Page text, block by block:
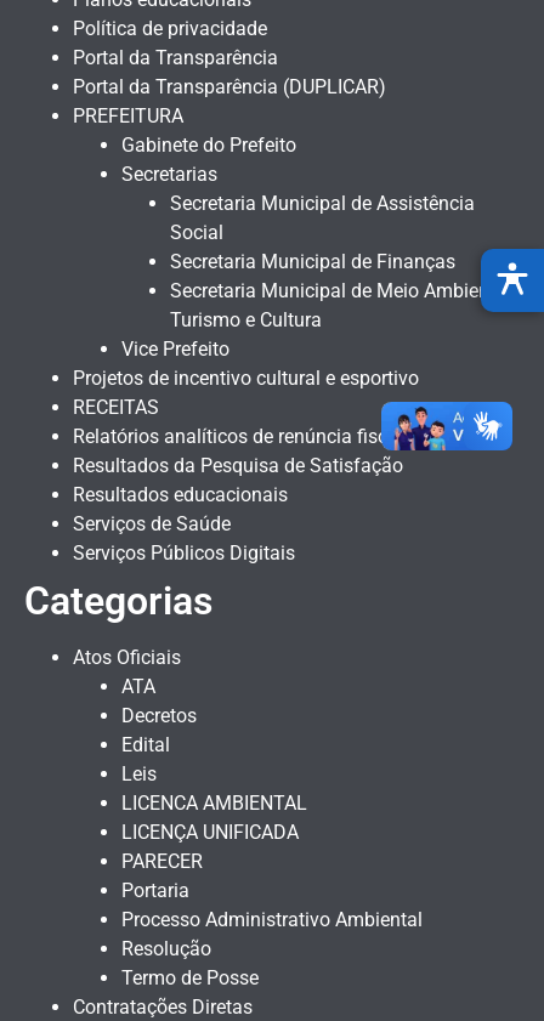
Política de privacidade
Portal da Transparência
Portal da Transparência (DUPLICAR)
PREFEITURA
Gabinete do Prefeito
Secretarias
Secretaria Municipal de Assistência
Social
Secretaria Municipal de Finanças
Secretaria Municipal de Meio Ambiente,
Turismo e Cultura
Vice Prefeito
Projetos de incentivo cultural e esportivo
RECEITAS
Relatórios analíticos de renúncia fiscal
Resultados da Pesquisa de Satisfação
Resultados educacionais
Serviços de Saúde
Serviços Públicos Digitais
Categorias
Atos Oficiais
ATA
Decretos
Edital
Leis
LICENCA AMBIENTAL
LICENÇA UNIFICADA
PARECER
Portaria
Processo Administrativo Ambiental
Resolução
Termo de Posse
Contratações Diretas